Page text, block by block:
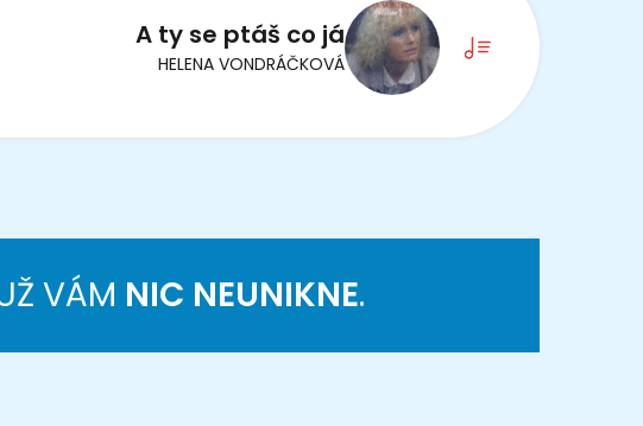
A ty se ptáš co já
HELENA VONDRÁČKOVÁ
VÁM NIC NEUNIKNE.